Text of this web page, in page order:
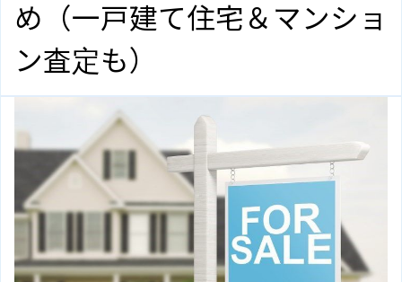
め（一戸建て住宅＆マンショ
ン査定も）